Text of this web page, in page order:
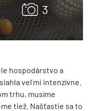
hospodárstvo a
veľmi intenzívne.
trhu, musíme
tiež. Našťastie sa to